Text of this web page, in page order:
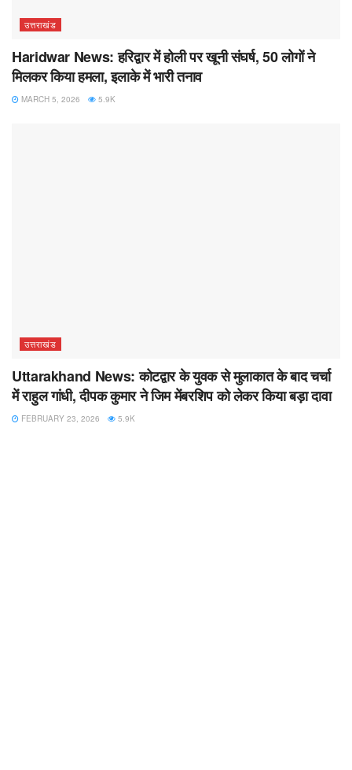
उत्तराखंड
Haridwar News: हरिद्वार में होली पर खूनी संघर्ष, 50 लोगों ने
मिलकर किया हमला, इलाके में भारी तनाव
MARCH 5, 2026 5.9K
उत्तराखंड
Uttarakhand News: कोटद्वार के युवक से मुलाकात के बाद चर्चा
में राहुल गांधी, दीपक कुमार ने जिम मेंबरशिप को लेकर किया बड़ा दावा
FEBRUARY 23, 2026 5.9K